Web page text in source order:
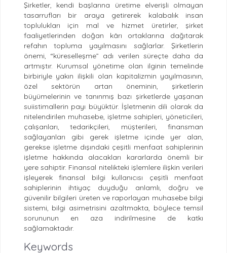
Şirketler, kendi başlarına üretime elverişli olmayan
tasarrufları bir araya getirerek kalabalık insan
toplulukları için mal ve hizmet üretirler, şirket
faaliyetlerinden doğan kârı ortaklarına dağıtarak
refahın topluma yayılmasını sağlarlar. Şirketlerin
önemi, “küreselleşme” adı verilen süreçte daha da
artmıştır. Kurumsal yönetime olan ilginin temelinde
birbiriyle yakın ilişkili olan kapitalizmin yayılmasının,
özel sektörün artan öneminin, şirketlerin
büyümelerinin ve tanınmış bazı şirketlerde yaşanan
suiistimallerin payı büyüktür. İşletmenin dili olarak da
nitelendirilen muhasebe, işletme sahipleri, yöneticileri,
çalışanları, tedarikçileri, müşterileri, finansman
sağlayanları gibi gerek işletme içinde yer alan,
gerekse işletme dışındaki çeşitli menfaat sahiplerinin
işletme hakkında alacakları kararlarda önemli bir
yere sahiptir. Finansal nitelikteki işlemlere ilişkin verileri
işleyerek finansal bilgi kullanıcısı çeşitli menfaat
sahiplerinin ihtiyaç duyduğu anlamlı, doğru ve
güvenilir bilgileri üreten ve raporlayan muhasebe bilgi
sistemi, bilgi asimetrisini azaltmakta, böylece temsil
sorununun en aza indirilmesine de katkı
sağlamaktadır.
Keywords